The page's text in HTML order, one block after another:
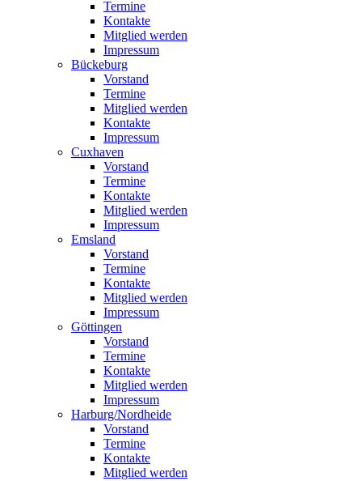
Termine
Kontakte
Mitglied werden
Impressum
Bückeburg
Vorstand
Termine
Mitglied werden
Kontakte
Impressum
Cuxhaven
Vorstand
Termine
Kontakte
Mitglied werden
Impressum
Emsland
Vorstand
Termine
Kontakte
Mitglied werden
Impressum
Göttingen
Vorstand
Termine
Kontakte
Mitglied werden
Impressum
Harburg/Nordheide
Vorstand
Termine
Kontakte
Mitglied werden